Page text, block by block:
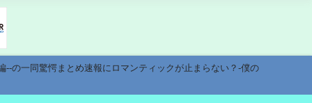
の一同驚愕まとめ速報にロマンティックが止まらない？-僕の